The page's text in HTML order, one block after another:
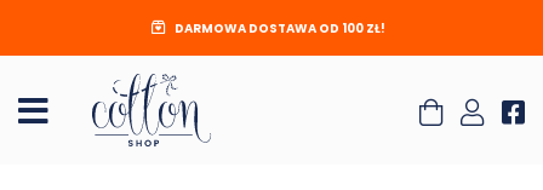
DARMOWA DOSTAWA OD 100 ZŁ!